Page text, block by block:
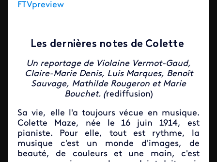
FTVpreview
Les dernières notes de Colette
Un reportage de Violaine Vermot-Gaud,
Claire-Marie Denis, Luis Marques, Benoît
Sauvage, Mathilde Rougeron et Marie
Bouchet. (rediffusion)
Sa vie, elle l'a toujours vécue en musique.
Colette Maze, née le 16 juin 1914, est
pianiste. Pour elle, tout est rythme, la
musique c'est un monde d'images, de
beauté, de couleurs et une main, c'est